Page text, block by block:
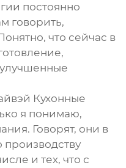
постоянно
говорить,
что сейчас в
Кухонные
я понимаю,
Говорят, они в
производству
и тех, что с